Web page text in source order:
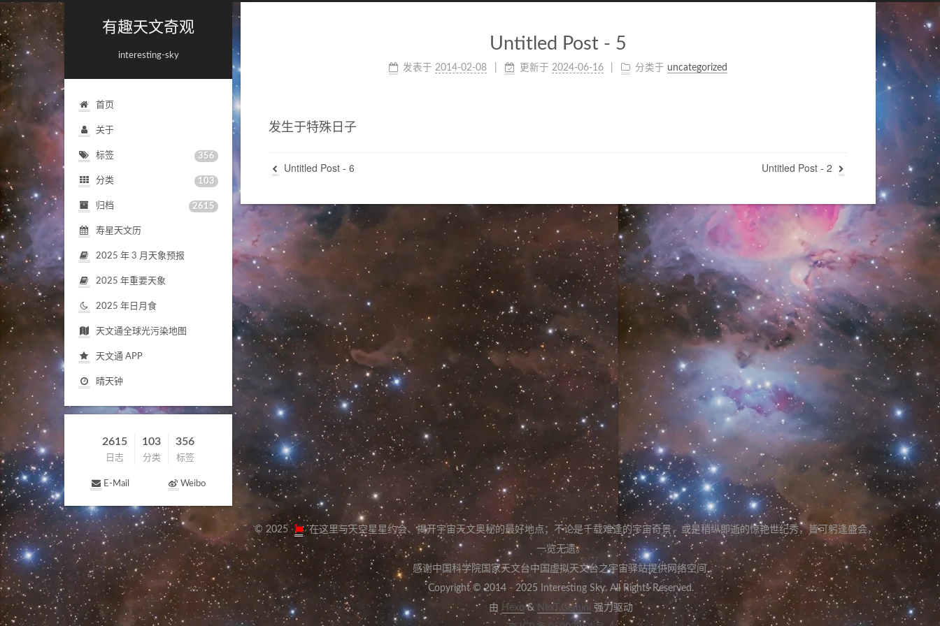
有趣天文奇观
interesting-sky
首页
关于
标签 356
分类 103
归档 2615
寿星天文历
2025 年 3 月天象预报
2025 年重要天象
2025 年日月食
天文通全球光污染地图
天文通 APP
晴天钟
Untitled Post - 5
发表于 2014-02-08 更新于 2024-06-16 分类于 uncategorized
发生于特殊日子
Untitled Post - 6 Untitled Post - 2
2615
日志
103
分类
356
标签
E-Mail Weibo
© 2025 在这里与天空星星约会、揭开宇宙天文奥秘的最好地点 ； 不论是千载难逢的宇宙奇景 ， 或是稍纵即逝的惊艳世纪秀 ，皆可躬逢盛会，
一览无遗。
感谢中国科学院国家天文台中国虚拟天文台之宇宙驿站提供网络空间
Copyright © 2014 - 2025 Interesting Sky. All Rights Reserved.
由
Hexo & NexT.Gemini 强力驱动